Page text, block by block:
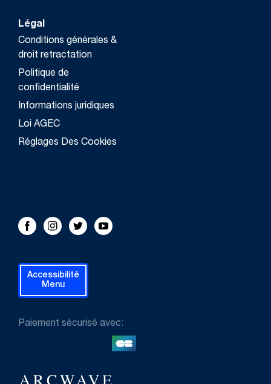
Légal
Conditions générales &
droit retractation
Politique de
confidentialité
Informations juridiques
Loi AGEC
Réglages Des Cookies
FOLLOW US!
FacebookInstagram
TwitterYoutube
Paiement sécurisé avec:
Accessibilité
Menu